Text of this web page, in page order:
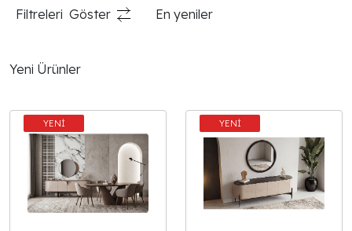
Filtreleri Göster En yeniler
Yeni Ürünler